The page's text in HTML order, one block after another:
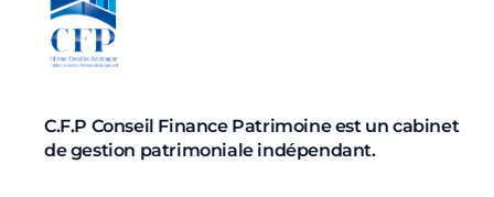
C.F.P Conseil Finance Patrimoine est un cabinet
de gestion patrimoniale indépendant.